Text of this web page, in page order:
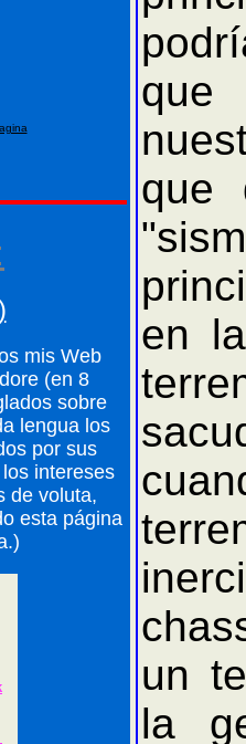
mis Web
(en 8
sobre
lengua los
por sus
intereses
de voluta,
esta página
que
que
en
un
la